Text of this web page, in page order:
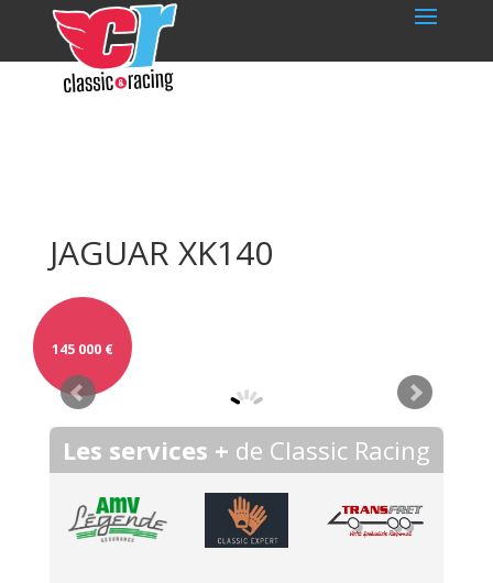
JAGUAR XK140
145 000€
Les services + de Classic Racing